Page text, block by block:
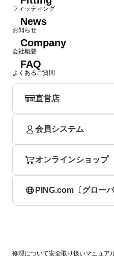
フィッティング
News
お知らせ
Company
会社概要
FAQ
よくあるご質問
直営店
会員システム
オンラインショップ
PING.com〔グローバ
修理について安全取り扱いマニュア